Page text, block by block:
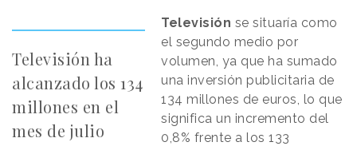
Televisión ha
alcanzado los 134
millones en el
mes de julio
Televisión se situaría como
el segundo medio por
volumen, ya que ha sumado
una inversión publicitaria de
134 millones de euros, lo que
significa un incremento del
0,8% frente a los 133